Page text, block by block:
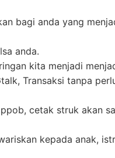
bagi anda yang
anda.
kita menjadi
Transaksi tanpa
cetak struk akan
kepada anak,